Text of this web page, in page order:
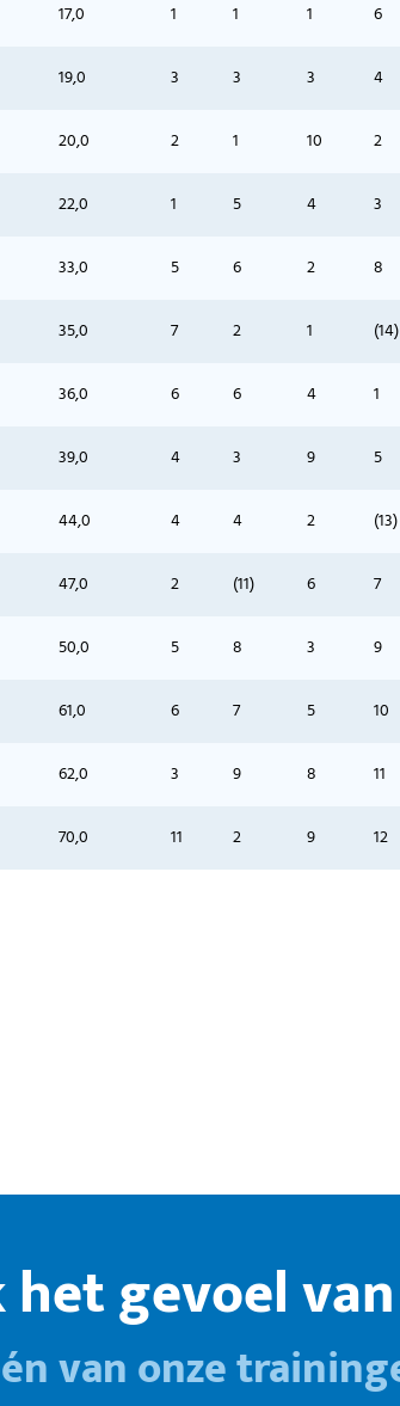
17,0 1 1 1 6
19,0 3 3 3 4
20,0 2 1 10 2
22,0 1 5 4 3
33,0 5 6 2 8
35,0 7 2 1 (14)
36,0 6 6 4 1
39,0 4 3 9 5
44,0 4 4 2 (13)
47,0 2 (11) 6 7
50,0 5 8 3 9
61,0 6 7 5 10
62,0 3 9 8 11
70,0 11 2 9 12
gevoel
van onze